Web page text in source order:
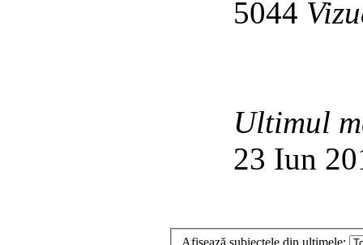
5044
Ultimul
23 Iun
Afişează subiectele din ultimele: